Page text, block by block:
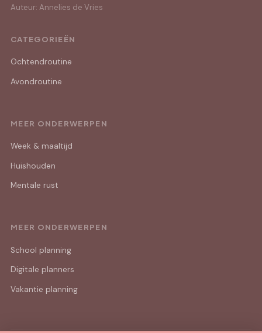
Auteur: Annelies de Vries
CATEGORIEËN
Ochtendroutine
Avondroutine
MEER ONDERWERPEN
Week & maaltijd
Huishouden
Mentale rust
MEER ONDERWERPEN
School planning
Digitale planners
Vakantie planning